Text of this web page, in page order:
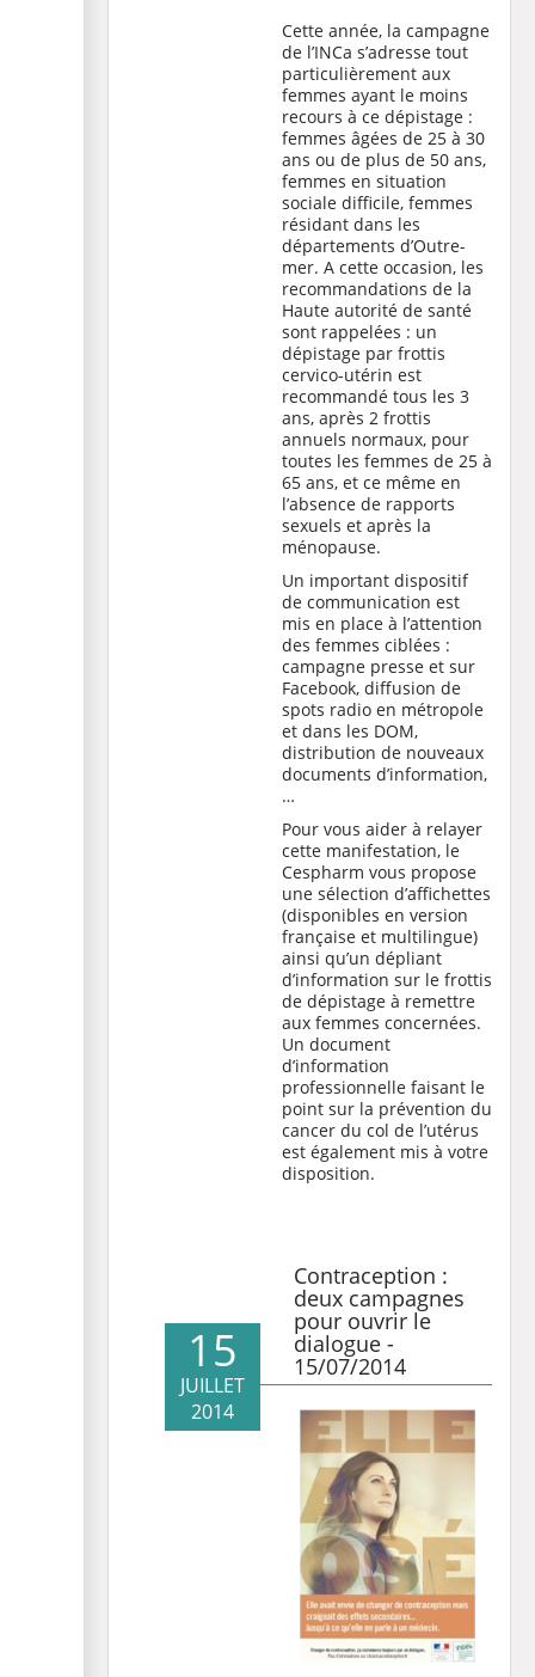
Cette année, la campagne
de l’INCa s’adresse tout
particulièrement aux
femmes ayant le moins
recours à ce dépistage :
femmes âgées de 25 à 30
ans ou de plus de 50 ans,
femmes en situation
sociale difficile, femmes
résidant dans les
départements d’Outre-
mer. A cette occasion, les
recommandations de la
Haute autorité de santé
sont rappelées : un
dépistage par frottis
cervico-utérin est
recommandé tous les 3
ans, après 2 frottis
annuels normaux, pour
toutes les femmes de 25 à
65 ans, et ce même en
l’absence de rapports
sexuels et après la
ménopause.
Un important dispositif
de communication est
mis en place à l’attention
des femmes ciblées :
campagne presse et sur
Facebook, diffusion de
spots radio en métropole
et dans les DOM,
distribution de nouveaux
documents d’information,
…
Pour vous aider à relayer
cette manifestation, le
Cespharm vous propose
une sélection d’affichettes
(disponibles en version
française et multilingue)
ainsi qu’un dépliant
d’information sur le frottis
de dépistage à remettre
aux femmes concernées.
Un document
d’information
professionnelle faisant le
point sur la prévention du
cancer du col de l’utérus
est également mis à votre
disposition.
Contraception :
deux campagnes
pour ouvrir le
dialogue -
15/07/2014
15
JUILLET
2014